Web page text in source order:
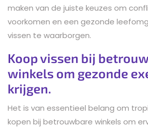
maken van de juiste keuzes om
voorkomen en een gezonde
vissen te waarborgen.
Koop vissen bij
winkels om gezonde
krijgen.
Het is van essentieel belang om
kopen bij betrouwbare winkels om